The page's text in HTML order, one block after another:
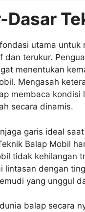
Dasar
utama untuk
terukur.
menentukan
Mengasah
membaca kondisi
secara dinamis.
garis ideal
Balap Mobil
tidak kehilangan
lintasan dengan
yang unggul
balap secara